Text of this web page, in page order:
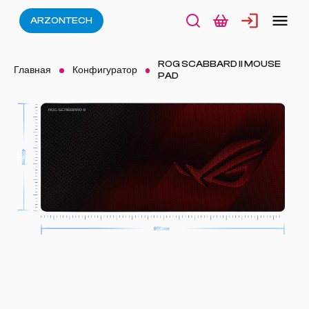
ARZONTECH
Главная Конфигуратор
ROG SCABBARD II MOUSE
PAD